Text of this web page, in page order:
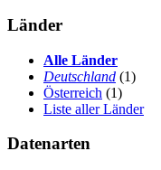
Länder
Alle Länder
Deutschland (1)
Österreich (1)
Liste aller Länder
Datenarten